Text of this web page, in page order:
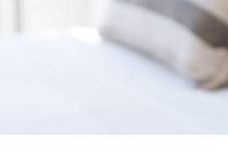
小V全智能壁挂炉
风机盘管